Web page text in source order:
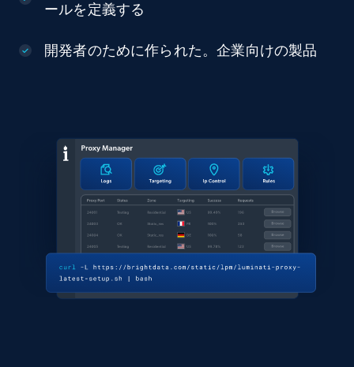
ールを定義する
開発者のために作られた。企業向けの製品